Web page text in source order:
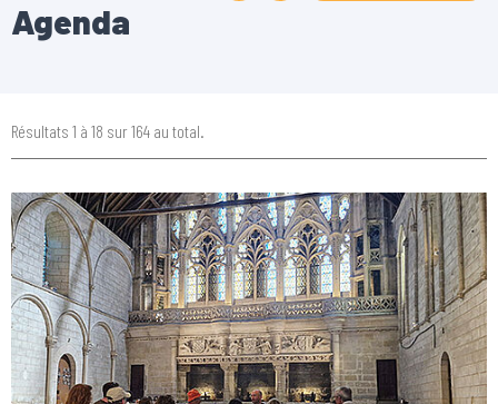
Agenda
Résultats 1 à 18 sur 164 au total.